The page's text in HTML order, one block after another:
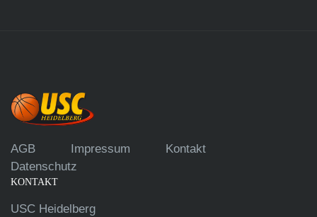
AGB Impressum
Kontakt
Datenschutz
KONTAKT
USC Heidelberg